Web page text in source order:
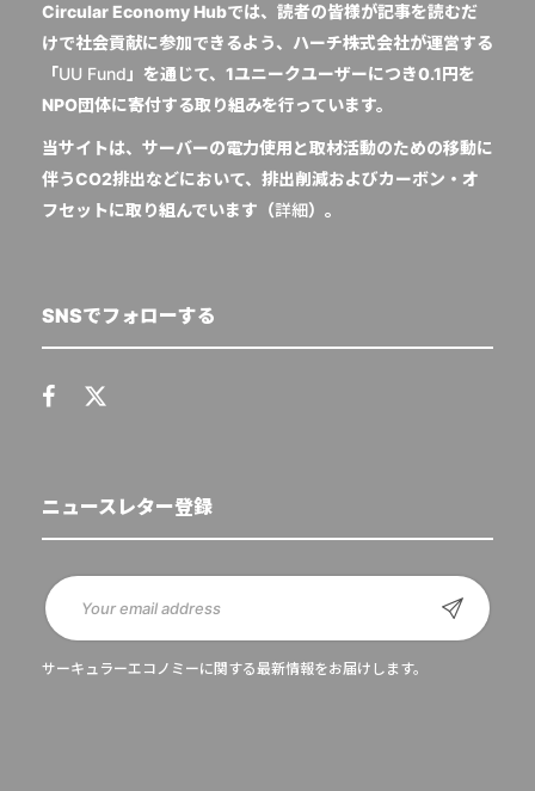
Circular Economy Hubでは、読者の皆様が記事を読むだ
けで社会貢献に参加できるよう、ハーチ株式会社が運営する
「UU Fund 」を通じて、1ユニークユーザーにつき0.1円を
NPO団体に寄付する取り組みを行っています。
当サイトは、サーバーの電力使用と取材活動のための移動に
伴うCO2排出などにおいて、排出削減およびカーボン・オ
フセットに取り組んでいます（詳細）。
SNSでフォローする
ニュースレター登録
サーキュラーエコノミーに関する最新情報をお届けします。